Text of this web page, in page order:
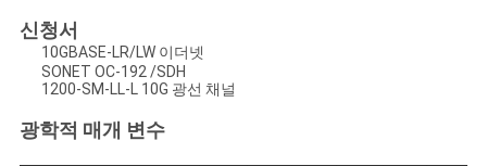
하
신청서
10GBASE-LR/LW 이더넷
SONET OC-192 /SDH
1200-SM-LL-L 10G 광선 채널
광학적 매개 변수